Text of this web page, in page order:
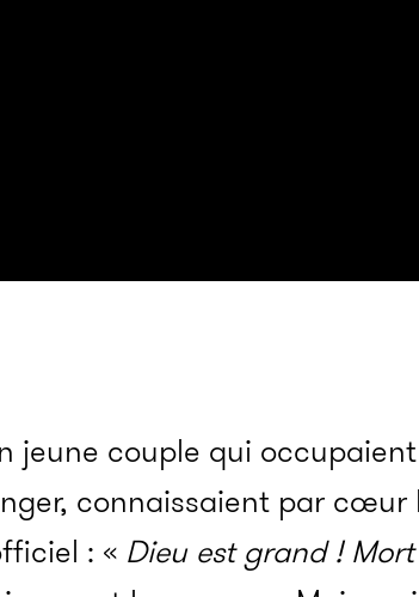
jeune couple qui
connaissaient par cœur
: « Dieu est grand ! Mort